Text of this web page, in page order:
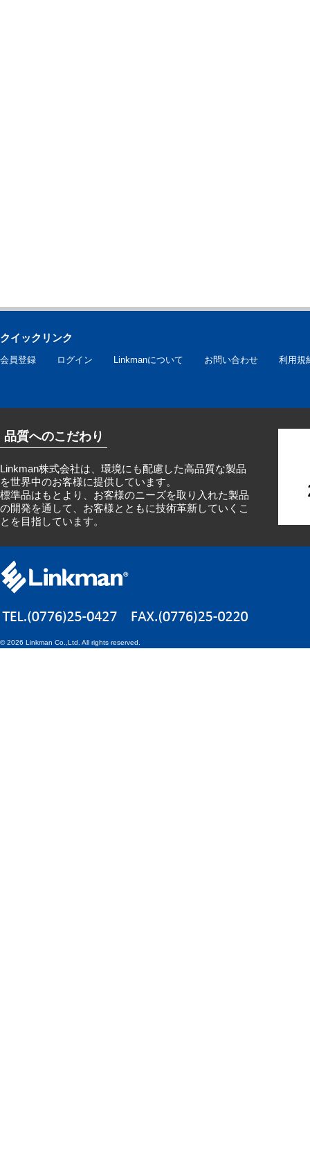
クイックリンク
会員登録 ログイン Linkmanについて お問い合わせ 利用規
品質へのこだわり
Linkman株式会社は、環境にも配慮した高品質な製品
を世界中のお客様に提供しています。
標準品はもとより、お客様のニーズを取り入れた製品
の開発を通して、お客様とともに技術革新していくこ
とを目指しています。
©2026 Linkman Co.,Ltd. All rights reserved.